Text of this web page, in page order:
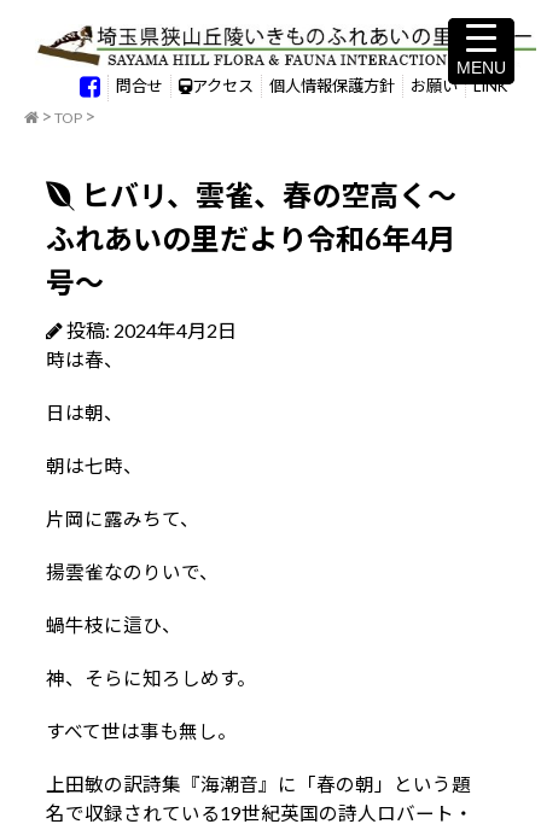
問合せ アクセス 個人情報保護方針 お願い LINK
TOP
ヒバリ、雲雀、春の空高く～
ふれあいの里だより令和6年4月
号～
投稿: 2024年4月2日
時は春、
日は朝、
朝は七時、
片岡に露みちて、
揚雲雀なのりいで、
蝸牛枝に這ひ、
神、そらに知ろしめす。
すべて世は事も無し。
上田敏の訳詩集『海潮音』に「春の朝」という題
名で収録されている19世紀英国の詩人ロバート・
MENU
MENU